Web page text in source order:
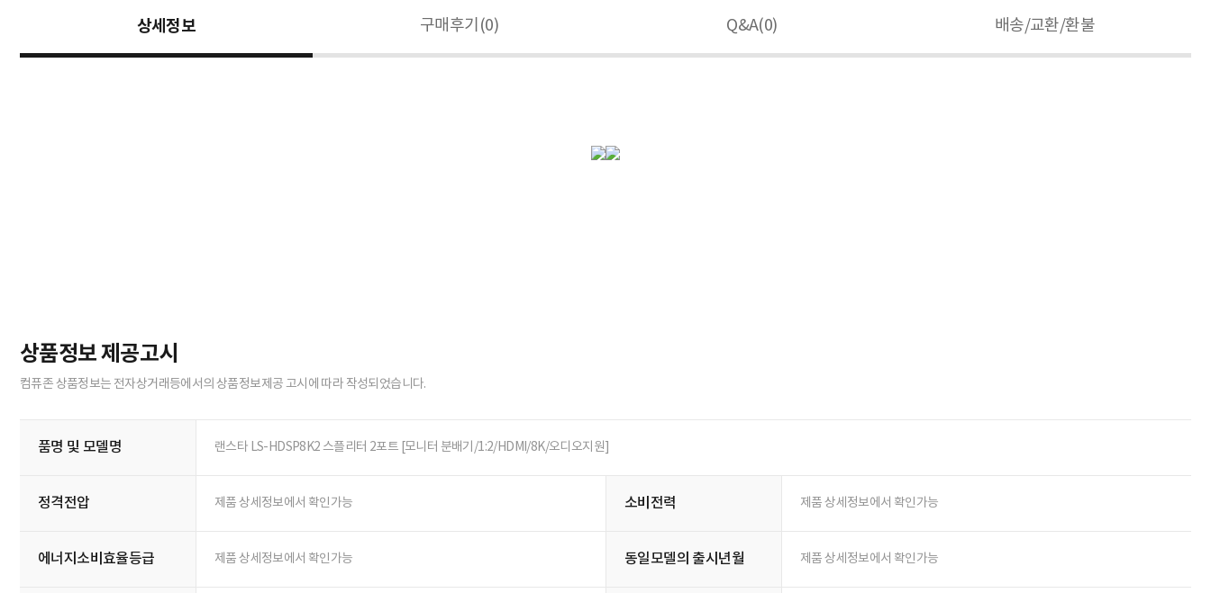
상세정보 구매후기(0) Q&A(0) 배송/교환/환불
상품정보 제공고시
컴퓨존 상품정보는 전자상거래등에서의 상품정보제공 고시에 따라 작성되었습니다.
품명 및 모델명 랜스타 LS-HDSP8K2 스플리터 2포트 [모니터 분배기/1:2/HDMI/8K/오디오지원]
정격전압 제품 상세정보에서 확인가능 소비전력 제품 상세정보에서 확인가능
에너지소비효율등급 제품 상세정보에서 확인가능 동일모델의 출시년월 제품 상세정보에서 확인가능